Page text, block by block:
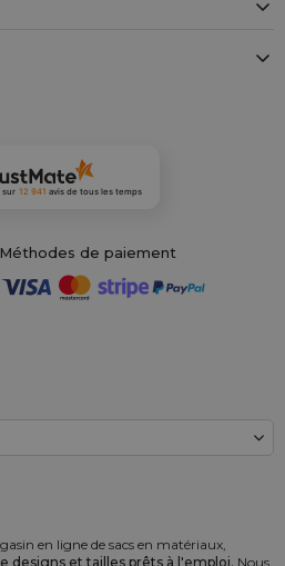
en ligne de sacs en matériaux,
designs et tailles prêts à l'emploi. Nous
sur 12 941 avisde tous les temps
Méthodes de paiement